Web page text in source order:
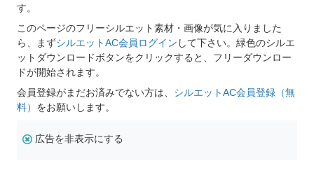
す。
このページのフリーシルエット素材・画像が気に入りました
ら、まずシルエットAC会員ログイン して下さい。緑色のシルエ
ットダウンロードボタンをクリックすると、フリーダウンロー
ドが開始されます。
会員登録がまだお済みでない方は、 シルエットAC会員登録（無
料） をお願いします。
広告を非表示にする